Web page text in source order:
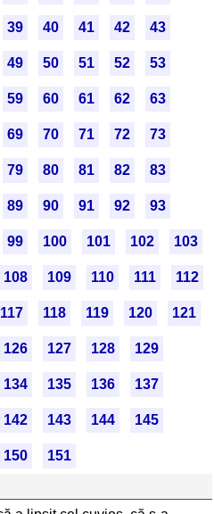
39 40 41 42 43
49 50 51 52 53
59 60 61 62 63
69 70 71 72 73
79 80 81 82 83
89 90 91 92 93
99 100 101 102 103
108 109 110 111 112
117 118 119 120 121
126 127 128 129
134 135 136 137
142 143 144 145
150
151